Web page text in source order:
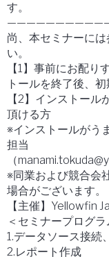
す。
尚、本セミナーに
い。
【1】事前にお配
トールを終了後、
【2】インストー
頂ける方
※インストールがう
担当
（
※同業および競合会
場合がございます。
【主催】Yellowfin
＜セミナープログラ
1.データソース接続
2.レポート作成